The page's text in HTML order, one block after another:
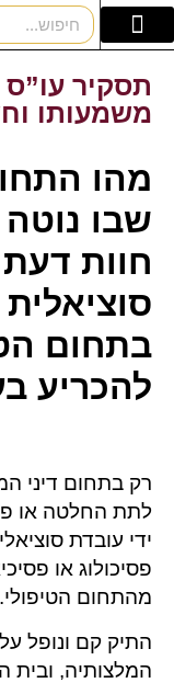
תסקיר
משמעותו
מהו
שבו
חוות
בתחום
להכריע
רק בתחום דיני
לתת החלטה או
ידי עובדת
פסיכולוג או
מהתחום הטיפולי.
התיק קם ונופל
המלצותיה,